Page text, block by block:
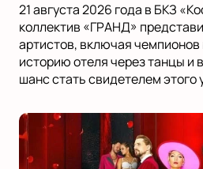
21 августа 2026 года в БКЗ
коллектив «ГРАНД»
артистов, включая
историю отеля через танцы и
шанс стать свидетелем этого